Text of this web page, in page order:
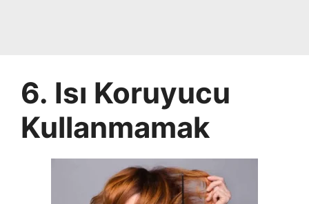
6. Isı Koruyucu
Kullanmamak